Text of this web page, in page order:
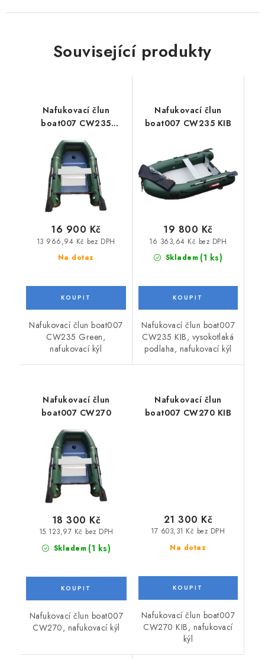
Související produkty
Nafukovací člun
boat007 CW235
Na dotaz
13 966,94 Kč bez DPH
16 900 Kč
Nafukovací člun boat007
CW235 Green,
nafukovací kýl
Nafukovací člun
boat007 CW235 KIB
Skladem (1 ks)
16 363,64 Kč bez DPH
19 800 Kč
Nafukovací člun boat007
CW235 KIB, vysokotlaká
podlaha, nafukovací kýl
Nafukovací člun
boat007 CW270
Skladem (1 ks)
15 123,97 Kč bez DPH
18 300 Kč
Nafukovací člun boat007
CW270, nafukovací kýl
Nafukovací člun
boat007 CW270 KIB
Na dotaz
17 603,31 Kč bez DPH
21 300 Kč
Nafukovací člun boat007
CW270 KIB, nafukovací
kýl